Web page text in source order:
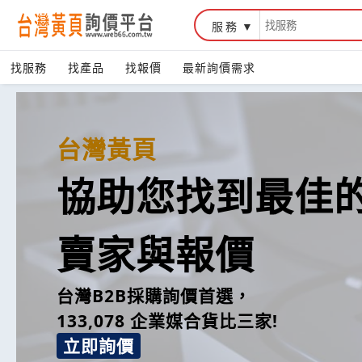
服務
找服務 找產品 找報價 最新詢價需求
台灣黃頁
協助您找到最佳
賣家與報價
台灣B2B採購詢價首選，
133,078 企業媒合貨比三家!
立即詢價